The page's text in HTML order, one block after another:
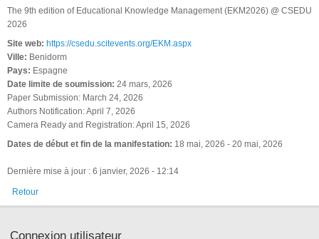
The 9th edition of Educational Knowledge Management (EKM2026) @ CSEDU
2026
Site web: https://csedu.scitevents.org/EKM.aspx
Ville: Benidorm
Pays: Espagne
Date limite de soumission: 24 mars, 2026
Paper Submission: March 24, 2026
Authors Notification: April 7, 2026
Camera Ready and Registration: April 15, 2026
Dates de début et fin de la manifestation: 18 mai, 2026 - 20 mai, 2026
Dernière mise à jour : 6 janvier, 2026 - 12:14
Retour
Connexion utilisateur